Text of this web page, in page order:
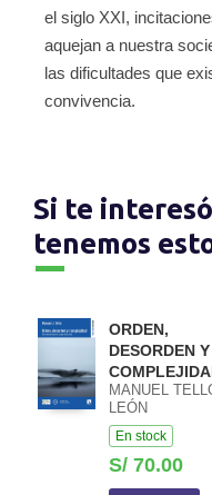
el siglo XXI,
aquejan a nuestra
las dificultades que
convivencia.
Si te
tenemos
ORDEN,
DESORDEN Y
MANUEL
LEÓN
En stock
S/ 70.00